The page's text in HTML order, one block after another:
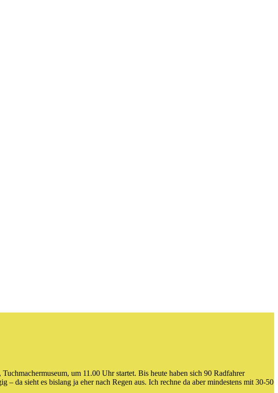
um 11.00 Uhr startet. Bis heute haben sich 90 Radfahrer
da sieht es bislang ja eher nach Regen aus. Ich rechne da aber mindestens mit 30-50